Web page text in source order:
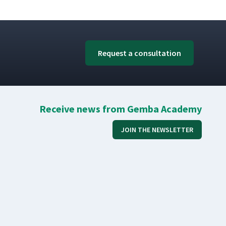
Request a consultation
Receive news from Gemba Academy
JOIN THE NEWSLETTER